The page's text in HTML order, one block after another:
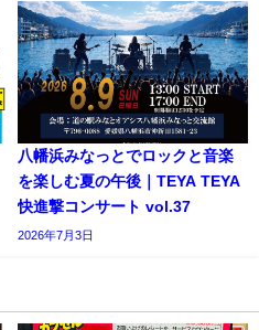
八幡浜みなっとでロックと音楽
を楽しむ夏の午後｜TEYA TEYA
快進撃コンサート vol.37
2026年7月3日